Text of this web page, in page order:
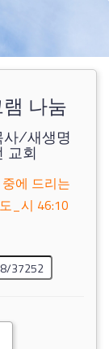
나눔
사/새생명
교회
에 드리는
_시 46:10